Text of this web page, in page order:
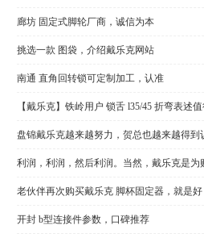
廊坊 固定式脚轮厂商，诚信为本
挑选一款 图袋，介绍戴乐克网站
南通 直角回转锁可定制加工，认准
【戴乐克】铁岭用户 锁舌 l35/45 折弯表述
盘锦戴乐克越来越努力，贺总也越来越得到
利润，利润，然后利润。当然，戴乐克是为
老伙伴再次购买戴乐克 脚杯固定器，就是
开封 b型连接件参数，口碑推荐